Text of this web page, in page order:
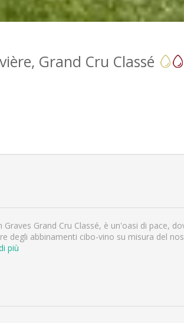
Grand Cru Classé
Grand Cru Classé, è un'oasi di pace,
degli abbinamenti cibo-vino su misura del
più